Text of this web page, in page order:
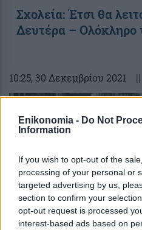
Enikonomia - Do Not
Information
If you wish to opt-out of the
processing of your personal or
targeted advertising by us,
section to confirm your
opt-out request is processed
interest-based ads based on
Σχολεία: Έτσι θα
Δευτέρα –
10:25, 30 Δεκεμβρίου 2021 ||